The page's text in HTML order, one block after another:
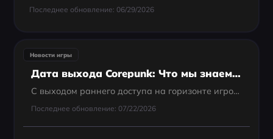
Последнее обновление: 06/29/2026
Новости игры
Дата выхода Corepunk: Что мы знаем на данный момент
С выходом раннего доступа на горизонте игроки с нетерпением ждут новой информации о дате релиза, этапах тестирования и особенностях, которые отличают эту игру. В этом обзоре мы расскажем о последних новостях, запланированном контенте и дадим полезные сове
Последнее обновление: 07/22/2026